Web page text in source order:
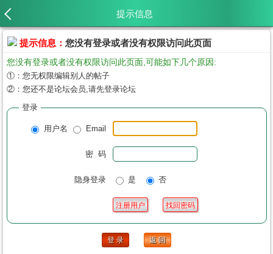
提示信息
提示信息： 您没有登录或者没有权限访问此页面
您没有登录或者没有权限访问此页面,可能如下几个原因:
①：您无权限编辑别人的帖子
②：您还不是论坛会员,请先登录论坛
登录
用户名 Email
密 码
隐身登录 是 否